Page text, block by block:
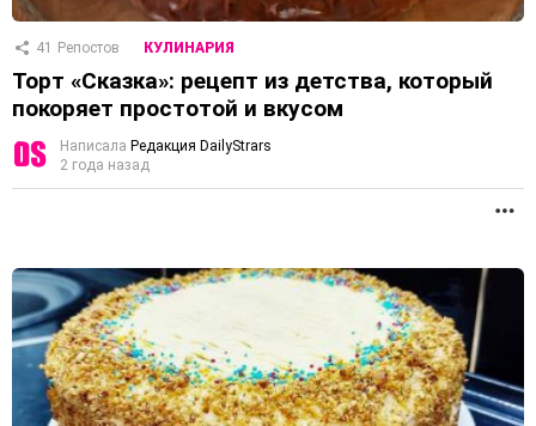
41 Репостов КУЛИНАРИЯ
Торт «Сказка»: рецепт из детства, который
покоряет простотой и вкусом
Написала Редакция DailyStrars
2 года назад